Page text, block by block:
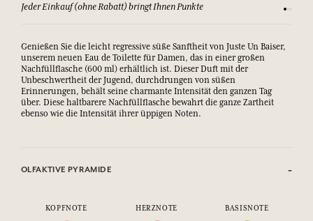
Jeder Einkauf (ohne Rabatt) bringt Ihnen Punkte Sehen
Genießen Sie die leicht regressive süße Sanftheit von Juste Un Baiser,
unserem neuen Eau de Toilette für Damen, das in einer großen
Nachfüllflasche (600 ml) erhältlich ist. Dieser Duft mit der
Unbeschwertheit der Jugend, durchdrungen von süßen
Erinnerungen, behält seine charmante Intensität den ganzen Tag
über. Diese haltbarere Nachfüllflasche bewahrt die ganze Zartheit
ebenso wie die Intensität ihrer üppigen Noten.
OLFAKTIVE PYRAMIDE
KOPFNOTE HERZNOTE BASISNOTE